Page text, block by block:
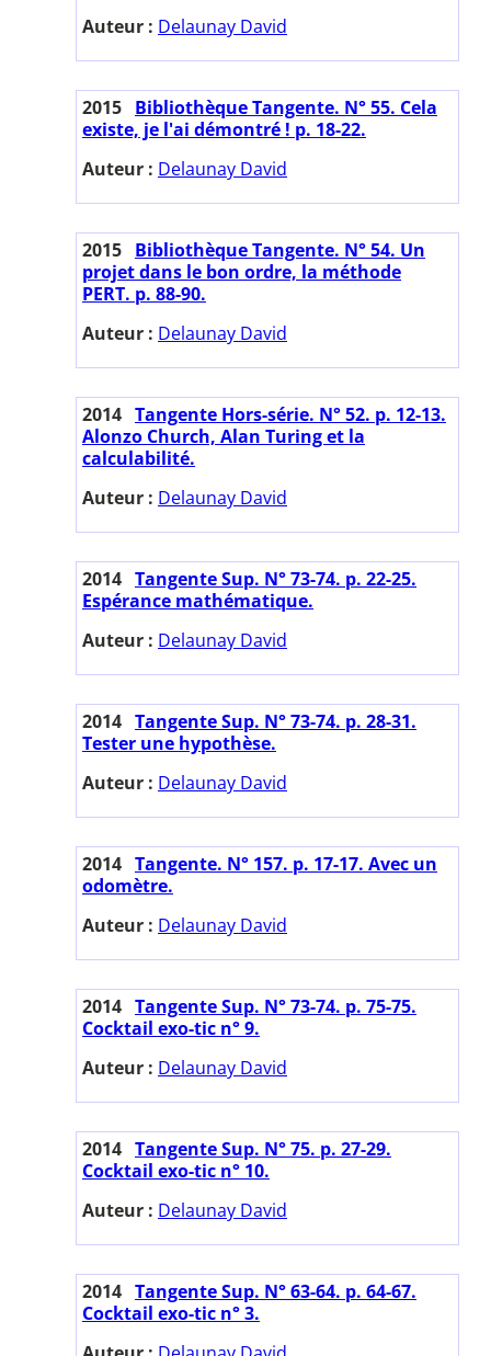
Auteur : Delaunay David
2015 Bibliothèque Tangente. N° 55. Cela
existe, je l'ai démontré ! p. 18-22.
Auteur : Delaunay David
2015 Bibliothèque Tangente. N° 54. Un
projet dans le bon ordre, la méthode
PERT. p. 88-90.
Auteur : Delaunay David
2014 Tangente Hors-série. N° 52. p. 12-13.
Alonzo Church, Alan Turing et la
calculabilité.
Auteur : Delaunay David
2014 Tangente Sup. N° 73-74. p. 22-25.
Espérance mathématique.
Auteur : Delaunay David
2014 Tangente Sup. N° 73-74. p. 28-31.
Tester une hypothèse.
Auteur : Delaunay David
2014 Tangente. N° 157. p. 17-17. Avec un
odomètre.
Auteur : Delaunay David
2014 Tangente Sup. N° 73-74. p. 75-75.
Cocktail exo-tic n° 9.
Auteur : Delaunay David
2014 Tangente Sup. N° 75. p. 27-29.
Cocktail exo-tic n° 10.
Auteur : Delaunay David
2014 Tangente Sup. N° 63-64. p. 64-67.
Cocktail exo-tic n° 3.